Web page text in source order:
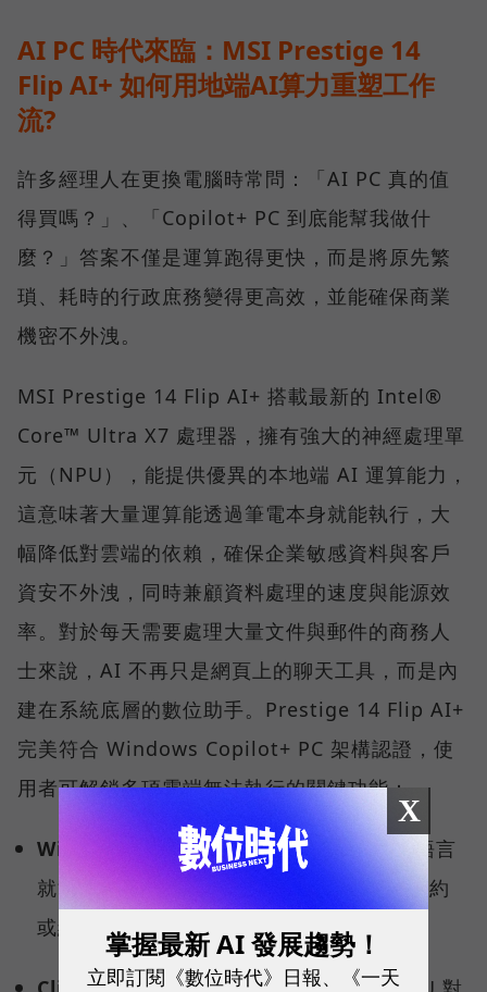
AI PC 時代來臨：MSI Prestige 14
Flip AI+ 如何用地端AI算力重塑工作
流?
許多經理人在更換電腦時常問：「AI PC 真的值
得買嗎？」、「Copilot+ PC 到底能幫我做什
麼？」答案不僅是運算跑得更快，而是將原先繁
瑣、耗時的行政庶務變得更高效，並能確保商業
機密不外洩。
MSI Prestige 14 Flip AI+ 搭載最新的 Intel®
Core™ Ultra X7 處理器，擁有強大的神經處理單
元（NPU），能提供優異的本地端 AI 運算能力，
這意味著大量運算能透過筆電本身就能執行，大
幅降低對雲端的依賴，確保企業敏感資料與客戶
資安不外洩，同時兼顧資料處理的速度與能源效
率。對於每天需要處理大量文件與郵件的商務人
士來說，AI 不再只是網頁上的聊天工具，而是內
建在系統底層的數位助手。Prestige 14 Flip AI+
完美符合 Windows Copilot+ PC 架構認證，使
用者可解鎖多項雲端無法執行的關鍵功能：
Windows Recal（回顧功能） ： 用自然語言
就能快速回溯、查找曾經瀏覽過的文件、合約
或網頁內容。
X
掌握最新 AI 發展趨勢！
立即訂閱《數位時代》日報、《一天